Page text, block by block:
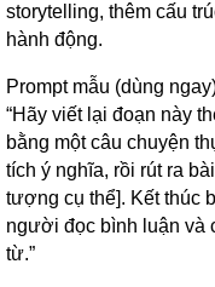
storytelling, thêm cấu
hành động.
Prompt mẫu (dùng
“Hãy viết lại đoạn này
bằng một câu chuyện
tích ý nghĩa, rồi rút ra
tượng cụ thể]. Kết thúc
người đọc bình luận và
từ.”